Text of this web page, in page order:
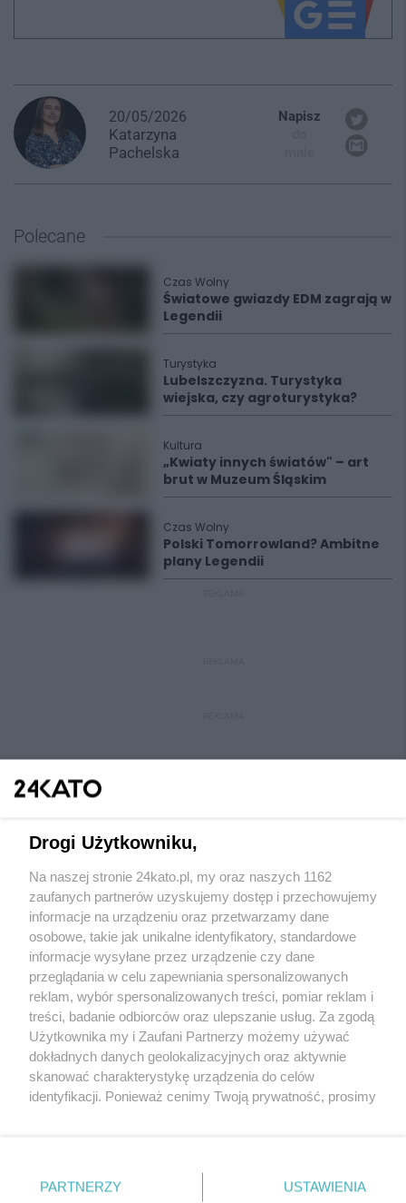
20/05/2026
Katarzyna
Pachelska
Napisz
Polecane
Czas Wolny
Światowe gwiazdy EDM zagrają w
Legendii
Turystyka
Lubelszczyzna. Turystyka
wiejska, czy agroturystyka?
Kultura
„Kwiaty innych światów" – art
brut w Muzeum Śląskim
Czas Wolny
Polski Tomorrowland? Ambitne
plany Legendii
Wydawca mediów lokalnych
Nie zapomnij
zapoznać się z:
polityką prywatności regulamin korzystania z portali
Twojemiasto
Piekary Śląskie
Chorzów
Tarnowskie Góry
Gliwice
Skontakuj sięz nami
Kontakt
Wydawca
Redakcja
Drogi Użytkowniku,
Na naszej stronie 24kato.pl, my oraz naszych 1162
zaufanych partnerów uzyskujemy dostęp i przechowujemy
informacje na urządzeniu oraz przetwarzamy dane
osobowe, takie jak unikalne identyfikatory, standardowe
informacje wysyłane przez urządzenie czy dane
przeglądania w celu zapewniania spersonalizowanych
reklam, wybór spersonalizowanych treści, pomiar reklam i
treści, badanie odbiorców oraz ulepszanie usług. Za zgodą
Użytkownika my i Zaufani Partnerzy możemy używać
dokładnych danych geolokalizacyjnych oraz aktywnie
skanować charakterystykę urządzenia do celów
identyfikacji. Ponieważ cenimy Twoją prywatność, prosimy
prywatności znajdujący się w lewym dolnym rogu strony
. Niektóre rodzaje przetwarzania danych nie wymagają
PARTNERZY USTAWIENIA